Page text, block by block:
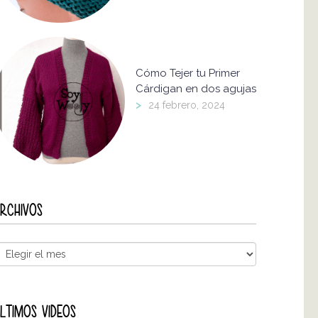
Cómo Tejer tu Primer
Cárdigan en dos agujas
> 24 febrero, 2024
VIDEOS